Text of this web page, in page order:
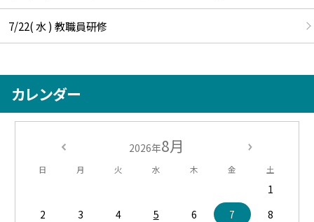
7/22( 水 ) 教職員研修
カレンダー
2026年8月
日 月 火 水 木 金 土
1
2
3 4 5 6 7
8